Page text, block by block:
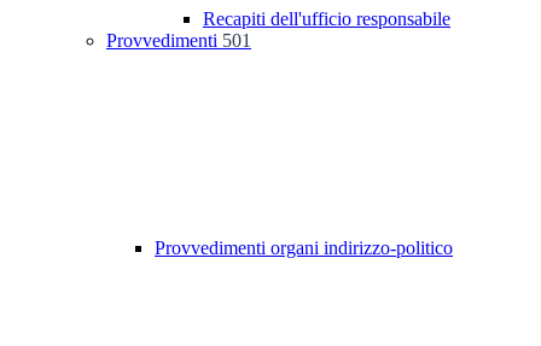
Recapiti dell'ufficio responsabile
Provvedimenti 501
Provvedimenti organi indirizzo-politico